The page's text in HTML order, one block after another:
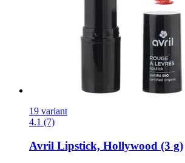
19 variant
4.1 (7)
Avril Lipstick, Hollywood (3 g)